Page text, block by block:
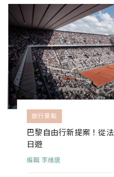
旅行景點
巴黎自由行新提案！從
日遊
編輯 李維唐